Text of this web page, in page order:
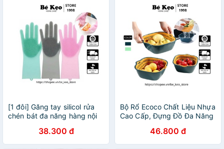
[1 đôi] Găng tay silicol rửa
chén bát đa năng hàng nội
38.300 đ
Bộ Rổ Ecoco Chất Liệu Nhựa
Cao Cấp, Đựng Đồ Đa Năng
46.800 đ